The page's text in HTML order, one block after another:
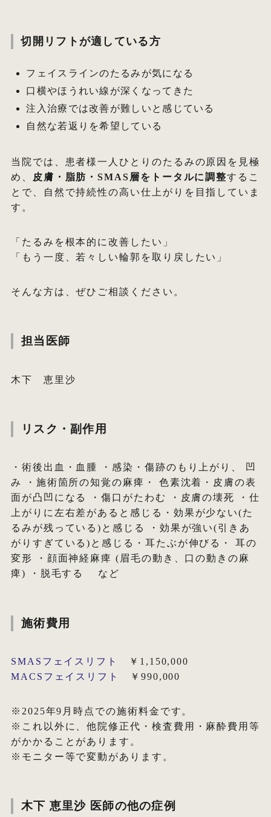
切開リフトが適している方
フェイスラインのたるみが気になる
口横やほうれい線が深くなってきた
注入治療では改善が難しいと感じている
自然な若返りを希望している
当院では、患者様一人ひとりのたるみの原因を見極
め、
皮膚・脂肪・SMAS層をトータルに調整するこ
とで、自然で持続性の高い仕上がりを目指していま
す。
「たるみを根本的に改善したい」
「もう一度、若々しい輪郭を取り戻したい」
そんな方は、ぜひご相談ください。
担当医師
木下 恵里沙
リスク・副作用
・術後出血・血腫 ・感染・傷跡のもり上がり、 凹
み ・施術箇所の知覚の麻痺・ 色素沈着・皮膚の表
面が凸凹になる ・傷口がたわむ ・皮膚の壊死 ・仕
上がりに左右差があると感じる・効果が少ない(た
るみが残っている)と感じる ・効果が強い(引きあ
がりすぎている)と感じる・耳たぶが伸びる・ 耳の
変形 ・顔面神経麻痺 (眉毛の動き、口の動きの麻
痺) ・脱毛する など
施術費用
SMASフェイスリフト
￥1,150,000
MACSフェイスリフト
￥990,000
※2025年9月時点での施術料金です。
※これ以外に、他院修正代・検査費用・麻酔費用等
がかかることがあります。
※モニター等で変動があります。
木下 恵里沙 医師の他の症例